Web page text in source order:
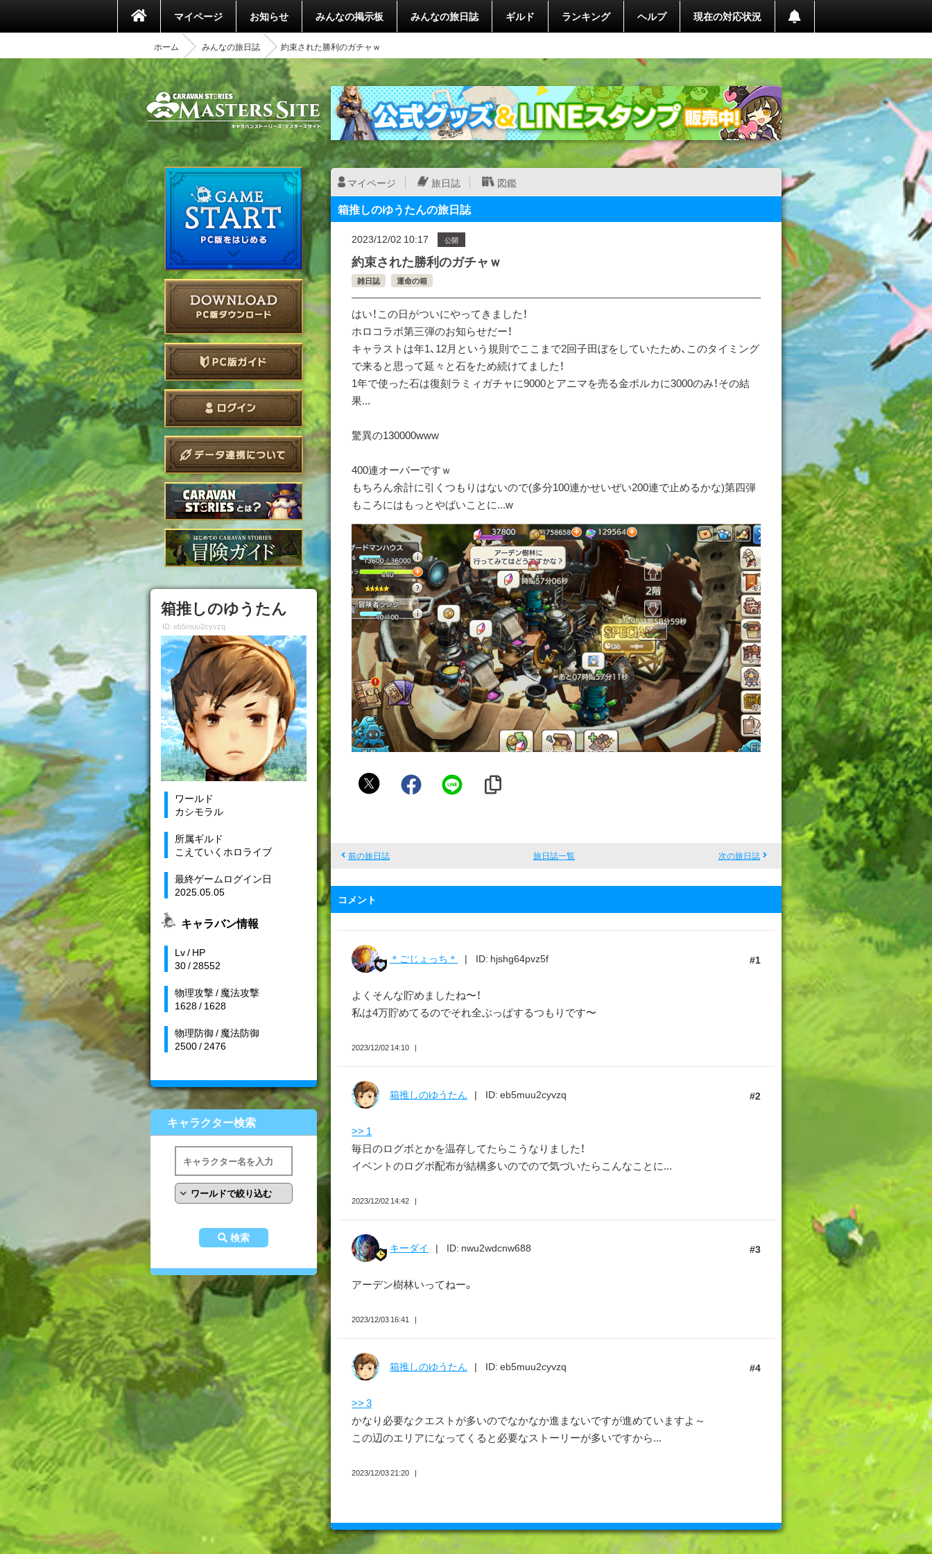
マイページ お知らせ みんなの掲示板 みんなの旅日誌 ギルド ランキング ヘルプ 現在の対応状況
ホーム みんなの旅日誌 約束された勝利のガチャｗ
箱推しのゆうたん
ID: eb5muu2cyvzq
ワールド
カシモラル
所属ギルド
こえていくホロライブ
最終ゲームログイン日
2025.05.05
キャラバン情報
Lv / HP
30 / 28552
物理攻撃 / 魔法攻撃
1628 / 1628
物理防御 / 魔法防御
2500 / 2476
キャラクター検索
検索
マイページ 旅日誌 図鑑
箱推しのゆうたんの旅日誌
2023/12/02 10:17 公開
約束された勝利のガチャｗ
雑日誌 運命の箱
はい！この日がついにやってきました！
ホロコラボ第三弾のお知らせだー！
キャラストは年1、12月という規則でここまで2回子田ぼをしていたため、このタイミング
で来ると思って延々と石をため続けてました！
1年で使った石は復刻ラミィガチャに9000とアニマを売る金ポルカに3000のみ！その結
果...
驚異の130000www
400連オーバーですｗ
もちろん余計に引くつもりはないので(多分100連かせいぜい200連で止めるかな)第四弾
もころにはもっとやばいことに...w
箱
ゆ
た
ん
前の旅日誌 旅日誌一覧 次の旅日誌
コメント
1
＊ごじょっち＊ ID: hjshg64pvz5f
よくそんな貯めましたね〜！
私は4万貯めてるのでそれ全ぶっぱするつもりです〜
2023/12/02 14:10
2
箱推しのゆうたん ID: eb5muu2cyvzq
>> 1
毎日のログボとかを温存してたらこうなりました！
イベントのログボ配布が結構多いのでので気づいたらこんなことに...
2023/12/02 14:42
3
キーダイ ID: nwu2wdcnw688
アーデン樹林いってねー。
2023/12/03 16:41
4
箱推しのゆうたん ID: eb5muu2cyvzq
>> 3
かなり必要なクエストが多いのでなかなか進まないですが進めていますよ～
この辺のエリアになってくると必要なストーリーが多いですから...
2023/12/03 21:20